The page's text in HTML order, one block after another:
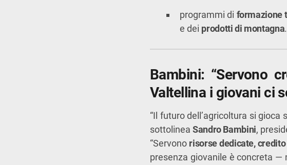
programmi di formazione
e dei prodotti di montagna.
Bambini: “Servono
Valtellina i giovani ci
“Il futuro dell’agricoltura si gioca
sottolinea Sandro Bambini,
“Servono risorse dedicate,
presenza giovanile è concreta —